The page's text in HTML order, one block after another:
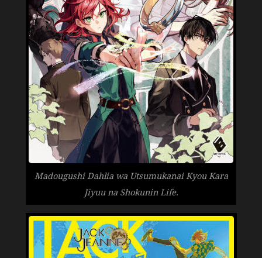
Madougushi Dahlia wa Utsumukanai Kyou Kara
Jiyuu na Shokunin Life.